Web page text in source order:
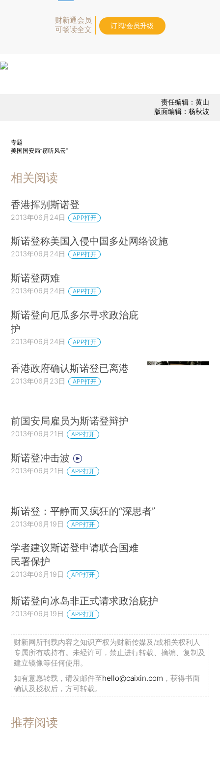
财新通会员
可畅读全文
订阅/会员升级
责任编辑：黄山
版面编辑：杨秋波
专题
美国国安局“窃听风云”
相关阅读
香港挥别斯诺登
2013年06月24日 APP打开
斯诺登称美国入侵中国多处网络设施
2013年06月24日 APP打开
斯诺登两难
2013年06月24日 APP打开
斯诺登向厄瓜多尔寻求政治庇
护
2013年06月24日 APP打开
香港政府确认斯诺登已离港
2013年06月23日 APP打开
前国安局雇员为斯诺登辩护
2013年06月21日 APP打开
斯诺登冲击波
2013年06月21日 APP打开
斯诺登：平静而又疯狂的“深思者”
2013年06月19日 APP打开
学者建议斯诺登申请联合国难
民署保护
2013年06月19日 APP打开
斯诺登向冰岛非正式请求政治庇护
2013年06月19日 APP打开
财新网所刊载内容之知识产权为财新传媒及/或相关权利人
专属所有或持有。未经许可，禁止进行转载、摘编、复制及
建立镜像等任何使用。
如有意愿转载，请发邮件至hello@caixin.com ，获得书面
确认及授权后，方可转载。
推荐阅读